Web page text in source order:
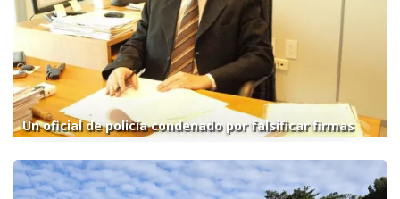
Un oficial de policía condenado por falsificar firmas